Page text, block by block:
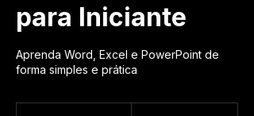
para Iniciante
Aprenda Word, Excel e PowerPoint de
forma simples e prática